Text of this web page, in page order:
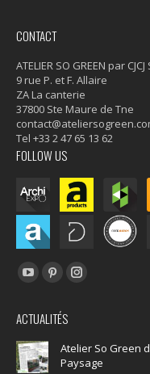
CONTACT
ATELIER SO GREEN par CJCJ
9 rue P. et F. Allaire
ZA La canterie
37800 Ste Maure de Tne
Tel +33 2 47 65 13 62
FOLLOW US
Trouvez nous sur :
YouTube
opens
in
new
Pinterest
opens
new
Instagram
in
new
ACTUALITÉS
Atelier So Green
Paysage